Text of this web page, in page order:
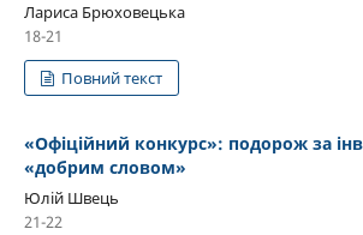
Лариса Брюховецька
18-21
Повний текст
«Офіційний конкурс»: подорож за
«добрим словом»
Юлій Швець
21-22